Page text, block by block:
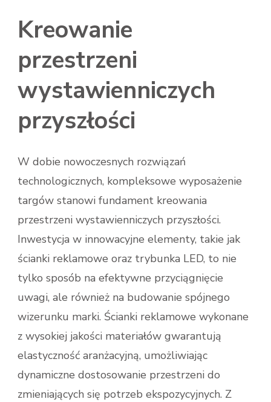
Kreowanie
przestrzeni
wystawienniczych
przyszłości
W dobie nowoczesnych rozwiązań
technologicznych, kompleksowe wyposażenie
targów stanowi fundament kreowania
przestrzeni wystawienniczych przyszłości.
Inwestycja w innowacyjne elementy, takie jak
ścianki reklamowe oraz trybunka LED, to nie
tylko sposób na efektywne przyciągnięcie
uwagi, ale również na budowanie spójnego
wizerunku marki. Ścianki reklamowe wykonane
z wysokiej jakości materiałów gwarantują
elastyczność aranżacyjną, umożliwiając
dynamiczne dostosowanie przestrzeni do
zmieniających się potrzeb ekspozycyjnych. Z